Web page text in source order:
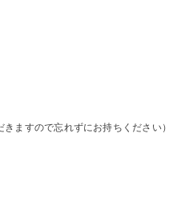
ますので忘れずにお持ちください）